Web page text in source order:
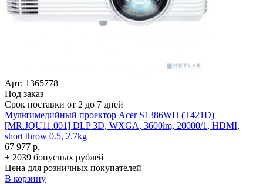
Арт: 1365778
Под заказ
Срок поставки от 2 до 7 дней
Мультимедийный проектор Acer S1386WH (T421D)
[MR.JQU11.001] DLP 3D, WXGA, 3600lm, 20000/­1, HDMI,
short throw 0.5, 2.7kg
67 977 р.
+ 2039 бонусных рублей
Цена для розничных покупателей
В корзину